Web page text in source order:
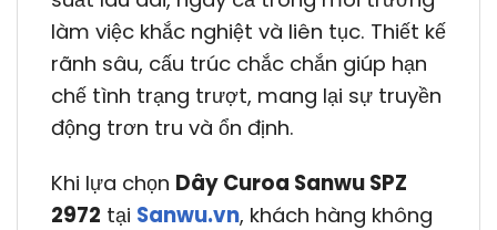
làm việc khắc nghiệt và liên tục. Thiết kế
rãnh sâu, cấu trúc chắc chắn giúp hạn
chế tình trạng trượt, mang lại sự truyền
động trơn tru và ổn định.
Khi lựa chọn Dây Curoa Sanwu SPZ
2972 tại Sanwu.vn, khách hàng không